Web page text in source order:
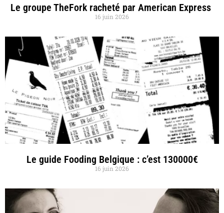
Le groupe TheFork racheté par American Express
16 juin 2026
Le guide Fooding Belgique : c’est 130000€
16 juin 2026